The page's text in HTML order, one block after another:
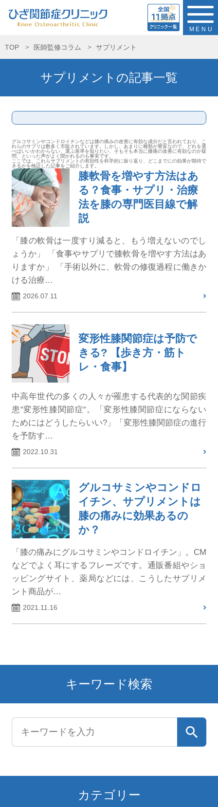
MENU
TOP 医師監修コラム サプリメント
サプリメントの記事一覧
グルコサミンやコンドロイチンなどは膝の痛みの改善に有効な成分だと言われており、こ
れらのサプリは数多く市販されています。しかし、あまりに種類が豊富なので、どれを選
べばいいかわからない、選ぶ基準を知りたい、そもそも本当に膝痛の改善に有効なのか疑
問、といった声がよく聞かれるのも事実です。
ここでは、これらサプリメントの有効性を科学的に振り返り、どこまでにの効果が期待で
きるかを検証した記事をご紹介します。
膝軟骨を増やす方法はあ
る？食事・サプリ・治療
法を膝の専門医目線で解
説
「膝の軟骨は一度すり減ると、もう増えないのでし
ょうか」 「食事やサプリで膝軟骨を増やす方法はあ
りますか」 「手術以外に、軟骨の修復過程に働きか
ける治療…
2026.07.11
変形性膝関節症は予防で
きる? 【歩き方・筋ト
レ・食事】
中高年世代の多くの人々が罹患する代表的な関節疾
患“変形性膝関節症“。「変形性膝関節症にならない
ためにはどうしたらいい?」「変形性膝関節症の進行
を予防す…
2022.10.31
グルコサミンやコンドロ
イチン、サプリメントは
膝の痛みに効果あるの
か？
「膝の痛みにグルコサミンやコンドロイチン」。CM
などでよく耳にするフレーズです。通販番組やショ
ッピングサイト、薬局などには、こうしたサプリメ
ント商品が…
2021.11.16
キーワード検索
カテゴリー